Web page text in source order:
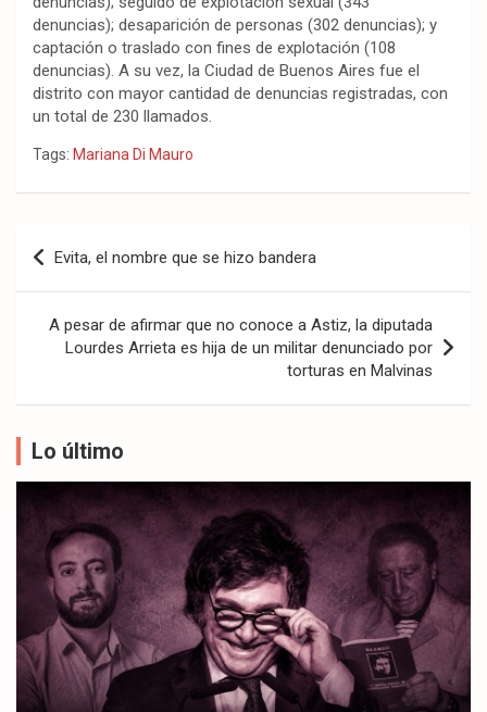
denuncias); desaparición de personas (302 denuncias); y
captación o traslado con fines de explotación (108
denuncias). A su vez, la Ciudad de Buenos Aires fue el
distrito con mayor cantidad de denuncias registradas, con
un total de 230 llamados.
Tags: Mariana Di Mauro
Navegación
de
entradas
Evita, el nombre que se hizo bandera
A pesar de afirmar que no conoce a Astiz, la diputada
Lourdes Arrieta es hija de un militar denunciado por
torturas en Malvinas
Lo último